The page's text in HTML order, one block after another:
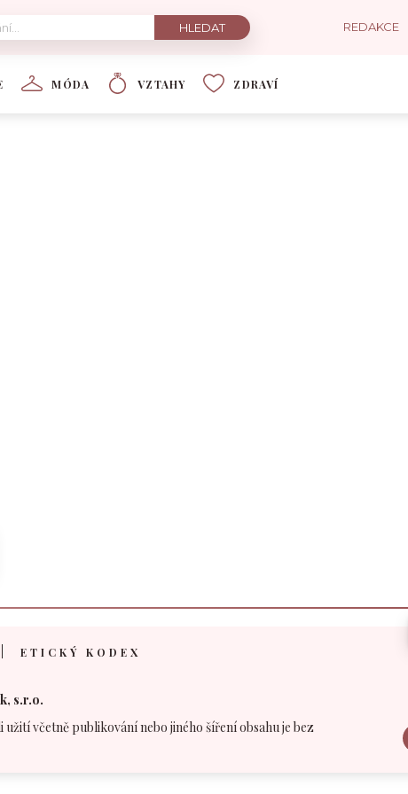
REDAKCE
MÓDA VZTAHY ZDRAVÍ
ETICKÝ KODEX
s.r.o.
včetně publikování nebo jiného šíření obsahu je bez